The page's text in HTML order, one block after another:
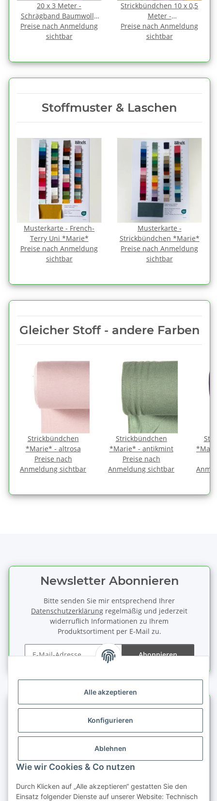
Alle akzeptieren
Konfigurieren
Ablehnen
Wie wir Cookies & Co nutzen
Durch Klicken auf „Alle akzeptieren“ gestatten Sie den
Einsatz folgender Dienste auf unserer Website: Technisch
20 x 3 Meter -
Schrägband Baumwolle
1,2 cm FARBMIX gefalzt
Preise nach Anmeldung
sichtbar
Strickbündchen 10 x 0,5
Meter -
Überraschnungspaket
Preise nach Anmeldung
sichtbar
Stoffmuster & Laschen
Musterkarte - French-
Terry Uni *Marie*
Preise nach Anmeldung
sichtbar
Musterkarte -
Strickbündchen *Marie*
Preise nach Anmeldung
sichtbar
Gleicher Stoff - andere Farben
Strickbündchen
*Marie* - altrosa
Preise nach
Anmeldung sichtbar
Strickbündchen
*Marie* - antikmint
Preise nach
Anmeldung sichtbar
Newsletter Abonnieren
Bitte senden Sie mir entsprechend Ihrer
Datenschutzerklärung regelmäßig und jederzeit
widerruflich Informationen zu Ihrem
Produktsortiment per E-Mail zu.
Abonnieren
Informationen
Gesetzliche Informationen